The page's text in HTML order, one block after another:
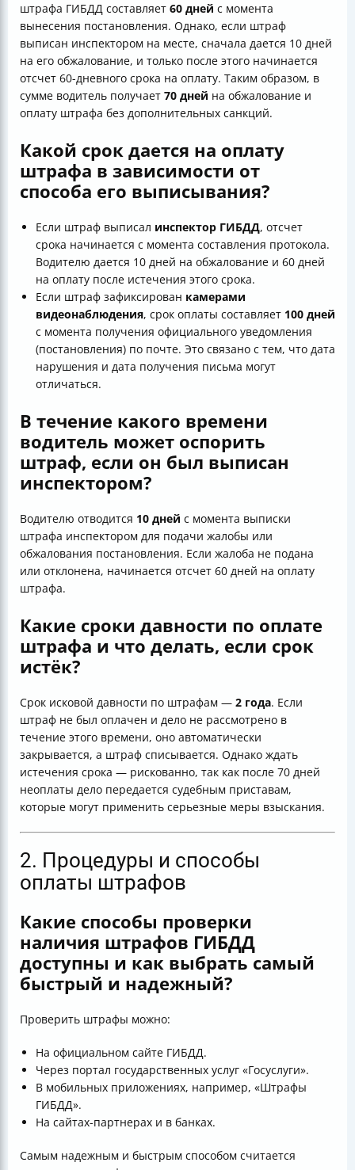
штрафа ГИБДД составляет 60 дней с момента
вынесения постановления. Однако, если штраф
выписан инспектором на месте, сначала дается 10 дней
на его обжалование, и только после этого начинается
отсчет 60-дневного срока на оплату. Таким образом, в
сумме водитель получает 70 дней на обжалование и
оплату штрафа без дополнительных санкций.
Какой срок дается на оплату
штрафа в зависимости от
способа его выписывания?
Если штраф выписал инспектор ГИБДД, отсчет
срока начинается с момента составления протокола.
Водителю дается 10 дней на обжалование и 60 дней
на оплату после истечения этого срока.
Если штраф зафиксирован камерами
видеонаблюдения, срок оплаты составляет 100 дней
с момента получения официального уведомления
(постановления) по почте. Это связано с тем, что дата
нарушения и дата получения письма могут
отличаться.
В течение какого времени
водитель может оспорить
штраф, если он был выписан
инспектором?
Водителю отводится 10 дней с момента выписки
штрафа инспектором для подачи жалобы или
обжалования постановления. Если жалоба не подана
или отклонена, начинается отсчет 60 дней на оплату
штрафа.
Какие сроки давности по оплате
штрафа и что делать, если срок
истёк?
Срок исковой давности по штрафам — 2 года. Если
штраф не был оплачен и дело не рассмотрено в
течение этого времени, оно автоматически
закрывается, а штраф списывается. Однако ждать
истечения срока — рискованно, так как после 70 дней
неоплаты дело передается судебным приставам,
которые могут применить серьезные меры взыскания.
2. Процедуры и способы
оплаты штрафов
Какие способы проверки
наличия штрафов ГИБДД
доступны и как выбрать самый
быстрый и надежный?
Проверить штрафы можно:
На официальном сайте ГИБДД.
Через портал государственных услуг «Госуслуги».
В мобильных приложениях, например, «Штрафы
ГИБДД».
На сайтах-партнерах и в банках.
Самым надежным и быстрым способом считается